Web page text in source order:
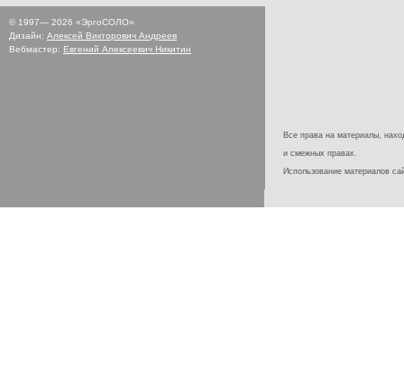
© 1997— 2026 «ЭргоСОЛО»
Дизайн: Алексей Викторович Андреев
Вебмастер: Евгений Алексеевич Никитин
Все права на материалы,
и смежных правах.
Использование материалов